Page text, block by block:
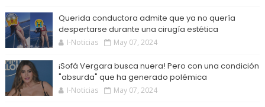
Querida conductora admite que ya no quería
despertarse durante una cirugía estética
I-Noticias May 07, 2024
¡Sofá Vergara busca nuera! Pero con una condición
"absurda" que ha generado polémica
I-Noticias May 07, 2024